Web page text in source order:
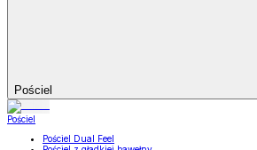
Pościel
Pościel
Pościel Dual Feel